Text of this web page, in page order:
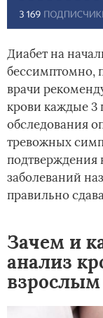
Диабет на
бессимптомно,
врачи
крови каждые 3
обследования
тревожных
подтверждения
заболеваний
правильно
Зачем и
анализ